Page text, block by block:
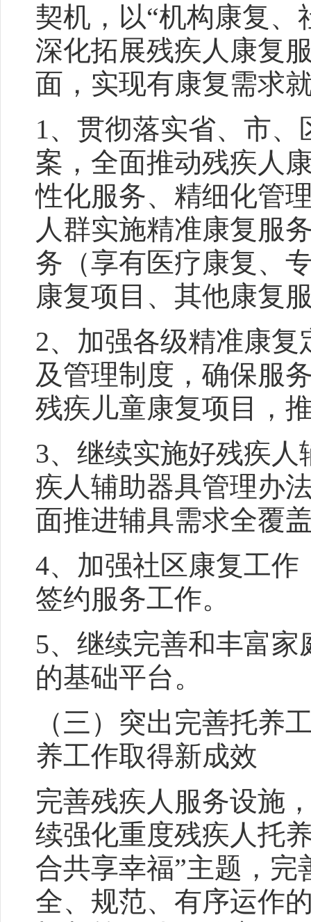
契机，以“机构康复
深化拓展残疾人康复
面，实现有康复需求
1、贯彻落实省、市
案，全面推动残疾人
性化服务、精细化管
人群实施精准康复服
务（享有医疗康复、
康复项目、其他康复
2、加强各级精准康
及管理制度，确保服
残疾儿童康复项目，
3、继续实施好残疾
疾人辅助器具管理办
面推进辅具需求全覆
4、加强社区康复工
签约服务工作。
5、继续完善和丰富
的基础平台。
（三）突出完善托养
养工作取得新成效
完善残疾人服务设施
续强化重度残疾人托
合共享幸福”主题，
全、规范、有序运作